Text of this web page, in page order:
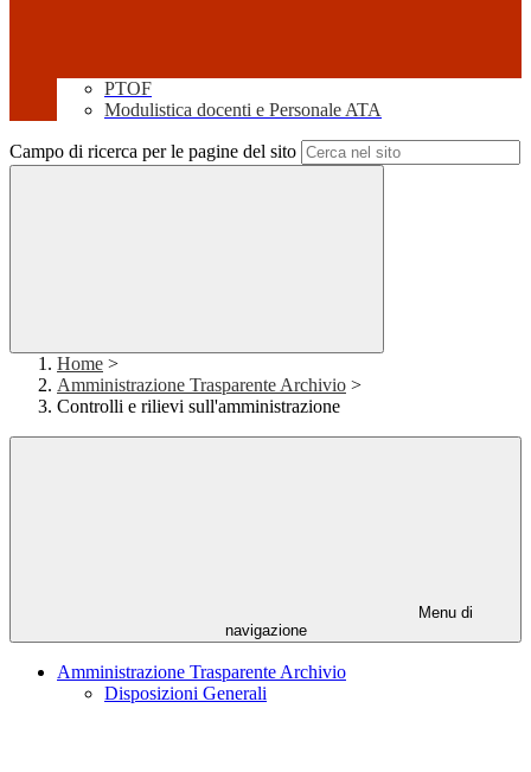
PTOF
Modulistica docenti e Personale ATA
Campo di ricerca per le pagine del sito
Home >
Amministrazione Trasparente Archivio >
Controlli e rilievi sull'amministrazione
Menu di
navigazione
Amministrazione Trasparente Archivio
Disposizioni Generali